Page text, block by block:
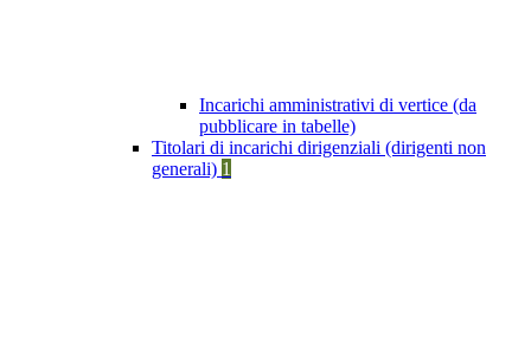
Incarichi amministrativi di vertice (da
pubblicare in tabelle)
Titolari di incarichi dirigenziali (dirigenti non
generali) 1